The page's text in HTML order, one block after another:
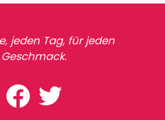
jeden Tag, für jeden
Geschmack.